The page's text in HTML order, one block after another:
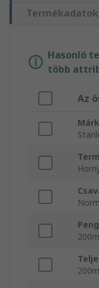
Termékadatok
Hasonló
több
Az